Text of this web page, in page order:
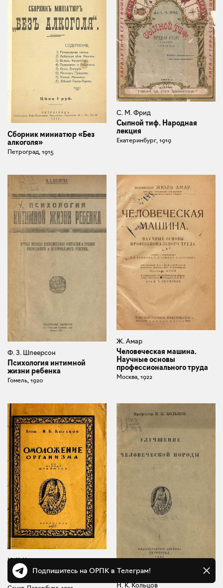
Сборник миниатюр «Без
алкоголя»
Петроград, 1915
С. М. Фрид
Сыпной тиф. Народная
лекция
Екатеринбург, 1919
Ф. З. Шпеерсон
Психология интимной
жизни ребенка
Гомель, 1920
Ж. Амар
Человеческая машина.
Научные основы
профессионального труда
Москва, 1922
Н. К. Кольцов
Омоложение организма по
методу Штейнаха
Н. К. Кольцов
Подпишитесь на ОРПК в Телеграм!